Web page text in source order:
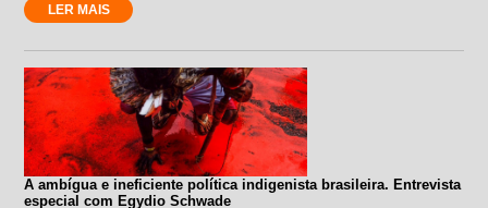
LER MAIS
A ambígua e ineficiente política indigenista brasileira. Entrevista
especial com Egydio Schwade